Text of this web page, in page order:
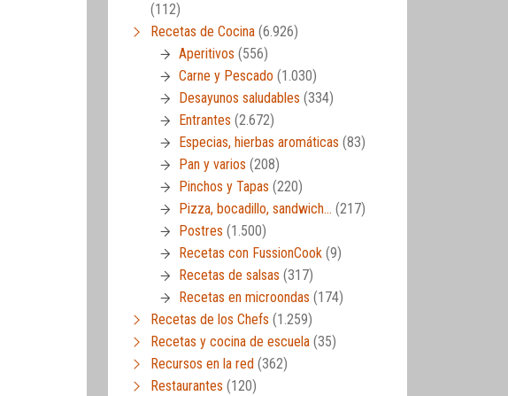
(112)
Recetas de Cocina (6.926)
Aperitivos (556)
Carne y Pescado (1.030)
Desayunos saludables (334)
Entrantes (2.672)
Especias, hierbas aromáticas (83)
Pan y varios (208)
Pinchos y Tapas (220)
Pizza, bocadillo, sandwich… (217)
Postres (1.500)
Recetas con FussionCook (9)
Recetas de salsas (317)
Recetas en microondas (174)
Recetas de los Chefs (1.259)
Recetas y cocina de escuela (35)
Recursos en la red (362)
Restaurantes (120)